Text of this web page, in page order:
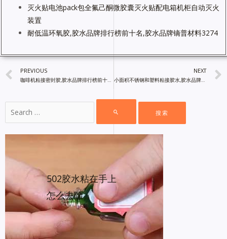
灭火贴电池pack包全氟己酮微胶囊灭火贴配电箱机柜自动灭火
装置
耐低温环氧胶,胶水品牌排行榜前十名,胶水品牌镝普材料3274
PREVIOUS
咖啡机粘接密封胶,胶水品牌排行榜前十名,镝普材料
NEXT
小面积不锈钢和塑料粘接胶水,胶水品牌排行榜前十名,镝普材料
502胶水粘在手上
怎么去除